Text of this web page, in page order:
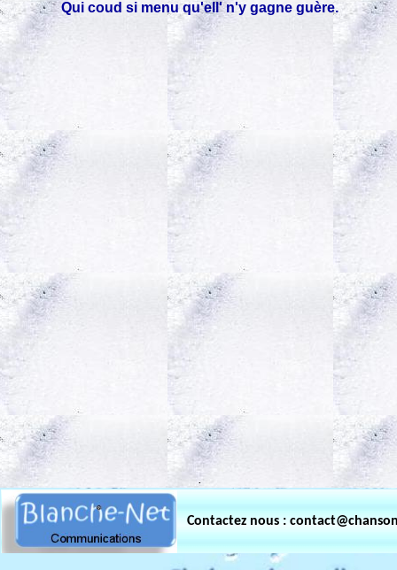
Qui coud si menu qu'ell' n'y gagne guère.
.
Contactez nous :